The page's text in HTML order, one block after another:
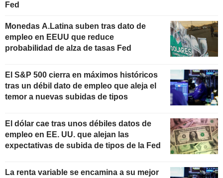
Fed
Monedas A.Latina suben tras dato de
empleo en EEUU que reduce
probabilidad de alza de tasas Fed
El S&P 500 cierra en máximos históricos
tras un débil dato de empleo que aleja el
temor a nuevas subidas de tipos
El dólar cae tras unos débiles datos de
empleo en EE. UU. que alejan las
expectativas de subida de tipos de la Fed
La renta variable se encamina a su mejor